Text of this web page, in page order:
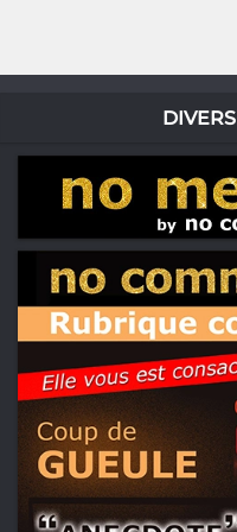
DIVERS